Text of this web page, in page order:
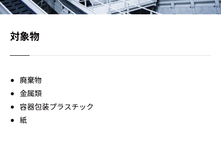
対象物
廃棄物
金属類
容器包装プラスチック
紙